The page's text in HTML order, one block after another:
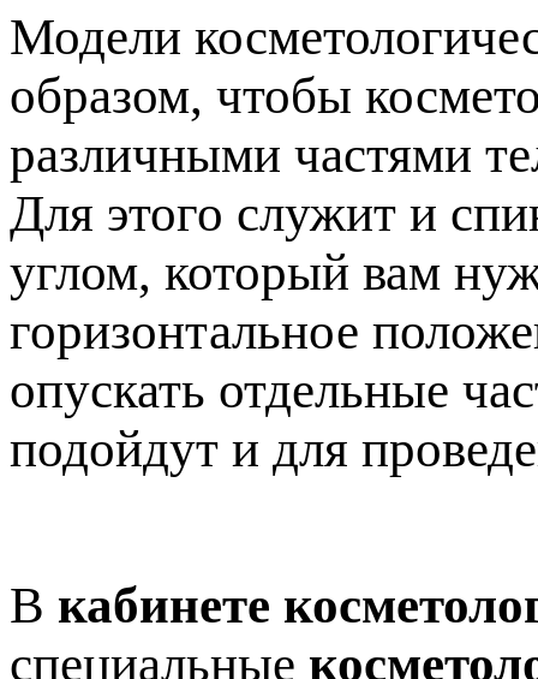
Модели
образом, чтобы
различными частями
Для этого служит и
углом, который вам
горизонтальное
опускать отдельные
подойдут и для
В кабинете
специальные